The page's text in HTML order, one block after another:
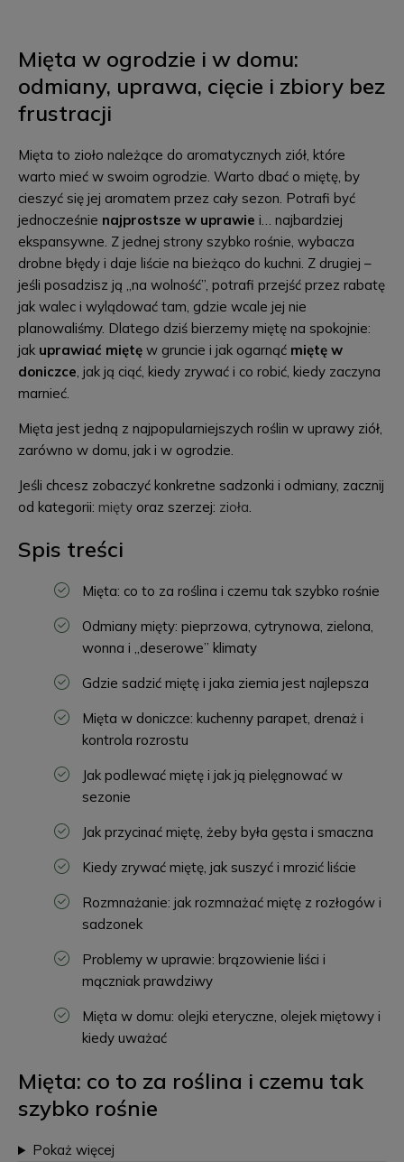
Mięta w ogrodzie i w domu:
odmiany, uprawa, cięcie i zbiory bez
frustracji
Mięta to zioło należące do aromatycznych ziół, które
warto mieć w swoim ogrodzie. Warto dbać o miętę, by
cieszyć się jej aromatem przez cały sezon. Potrafi być
jednocześnie najprostsze w uprawie i… najbardziej
ekspansywne. Z jednej strony szybko rośnie, wybacza
drobne błędy i daje liście na bieżąco do kuchni. Z drugiej –
jeśli posadzisz ją „na wolność”, potrafi przejść przez rabatę
jak walec i wylądować tam, gdzie wcale jej nie
planowaliśmy. Dlatego dziś bierzemy miętę na spokojnie:
jak uprawiać miętę w gruncie i jak ogarnąć miętę w
doniczce , jak ją ciąć, kiedy zrywać i co robić, kiedy zaczyna
marnieć.
Mięta jest jedną z najpopularniejszych roślin w uprawy ziół,
zarówno w domu, jak i w ogrodzie.
Jeśli chcesz zobaczyć konkretne sadzonki i odmiany, zacznij
od kategorii: mięty oraz szerzej: zioła
Spis treści
Mięta: co to za roślina i czemu tak szybko rośnie
Odmiany mięty: pieprzowa, cytrynowa, zielona,
wonna i „deserowe” klimaty
Gdzie sadzić miętę i jaka ziemia jest najlepsza
Mięta w doniczce: kuchenny parapet, drenaż i
kontrola rozrostu
Jak podlewać miętę i jak ją pielęgnować w
sezonie
Jak przycinać miętę, żeby była gęsta i smaczna
Kiedy zrywać miętę, jak suszyć i mrozić liście
Rozmnażanie: jak rozmnażać miętę z rozłogów i
sadzonek
Problemy w uprawie: brązowienie liści i
mączniak prawdziwy
Mięta w domu: olejki eteryczne, olejek miętowy i
kiedy uważać
Mięta: co to za roślina i czemu tak
szybko rośnie
Pokaż więcej